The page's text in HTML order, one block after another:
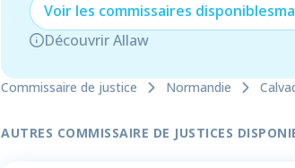
Voir les commissaires disponibles
Découvrir Allaw
Commissaire de justice Normandie
AUTRES COMMISSAIRE DE JUSTICES